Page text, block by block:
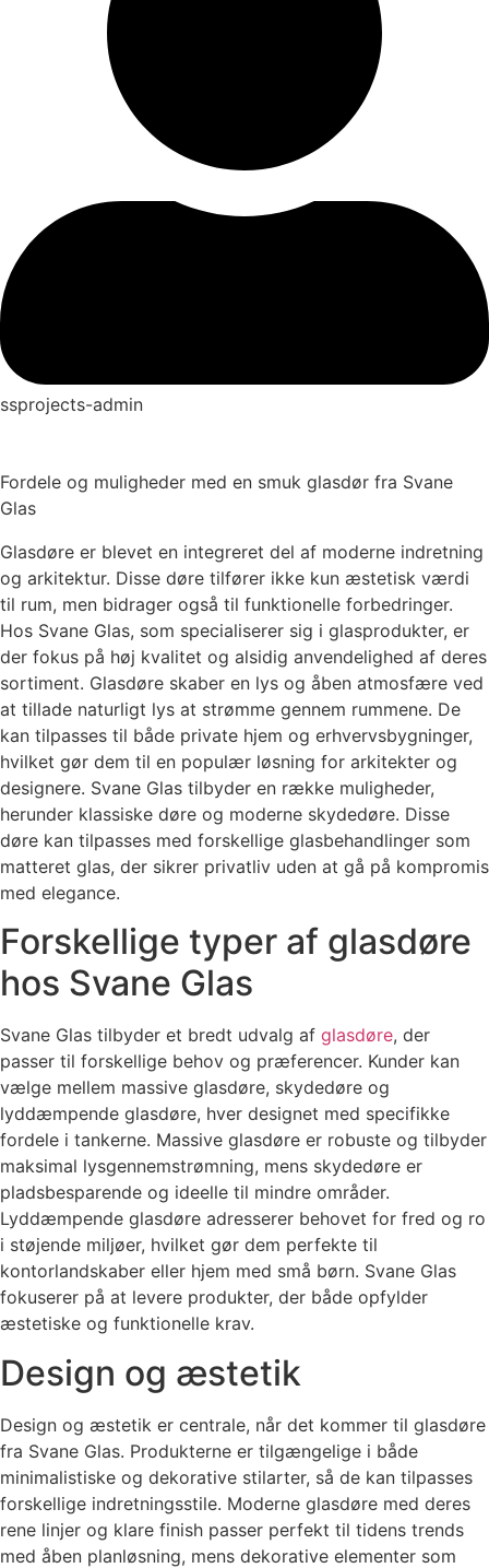
ssprojects-admin
Fordele og muligheder med en smuk glasdør fra Svane
Glas
Glasdøre er blevet en integreret del af moderne indretning
og arkitektur. Disse døre tilfører ikke kun æstetisk værdi
til rum, men bidrager også til funktionelle forbedringer.
Hos Svane Glas, som specialiserer sig i glasprodukter, er
der fokus på høj kvalitet og alsidig anvendelighed af deres
sortiment. Glasdøre skaber en lys og åben atmosfære ved
at tillade naturligt lys at strømme gennem rummene. De
kan tilpasses til både private hjem og erhvervsbygninger,
hvilket gør dem til en populær løsning for arkitekter og
designere. Svane Glas tilbyder en række muligheder,
herunder klassiske døre og moderne skydedøre. Disse
døre kan tilpasses med forskellige glasbehandlinger som
matteret glas, der sikrer privatliv uden at gå på kompromis
med elegance.
Forskellige typer af glasdøre
hos Svane Glas
Svane Glas tilbyder et bredt udvalg af glasdøre, der
passer til forskellige behov og præferencer. Kunder kan
vælge mellem massive glasdøre, skydedøre og
lyddæmpende glasdøre, hver designet med specifikke
fordele i tankerne. Massive glasdøre er robuste og tilbyder
maksimal lysgennemstrømning, mens skydedøre er
pladsbesparende og ideelle til mindre områder.
Lyddæmpende glasdøre adresserer behovet for fred og ro
i støjende miljøer, hvilket gør dem perfekte til
kontorlandskaber eller hjem med små børn. Svane Glas
fokuserer på at levere produkter, der både opfylder
æstetiske og funktionelle krav.
Design og æstetik
Design og æstetik er centrale, når det kommer til glasdøre
fra Svane Glas. Produkterne er tilgængelige i både
minimalistiske og dekorative stilarter, så de kan tilpasses
forskellige indretningsstile. Moderne glasdøre med deres
rene linjer og klare finish passer perfekt til tidens trends
med åben planløsning, mens dekorative elementer som